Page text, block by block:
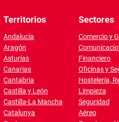
Territorios
Andalucía
Aragón
Asturias
Canarias
Cantabria
Castilla y León
Castilla-La Mancha
Catalunya
Sectores
Comercio y
Financiero
Oficinas y
Hostelería,
Limpieza
Seguridad
Aéreo